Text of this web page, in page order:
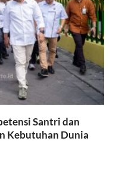
Santri dan
Kebutuhan Dunia